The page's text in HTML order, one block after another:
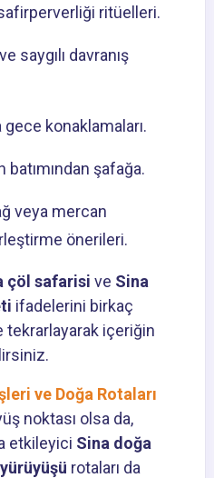
ritüelleri.
saygılı davranış
gece konaklamaları.
batımından şafağa.
veya mercan
önerileri.
çöl safarisi ve Sina
ifadelerini birkaç
içeriğin
ve Doğa Rotaları
noktası olsa da,
etkileyici Sina doğa
rotaları da